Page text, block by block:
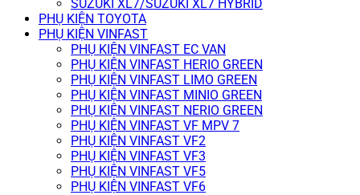
SUZUKI XL7/SUZUKI XL7 HYBRID
PHỤ KIỆN TOYOTA
PHỤ KIỆN VINFAST
PHỤ KIỆN VINFAST EC VAN
PHỤ KIỆN VINFAST HERIO GREEN
PHỤ KIỆN VINFAST LIMO GREEN
PHỤ KIỆN VINFAST MINIO GREEN
PHỤ KIỆN VINFAST NERIO GREEN
PHỤ KIỆN VINFAST VF MPV 7
PHỤ KIỆN VINFAST VF2
PHỤ KIỆN VINFAST VF3
PHỤ KIỆN VINFAST VF5
PHỤ KIỆN VINFAST VF6